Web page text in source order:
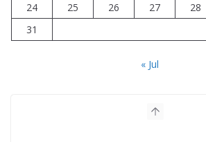
24
25 26 27 28
31
« Jul